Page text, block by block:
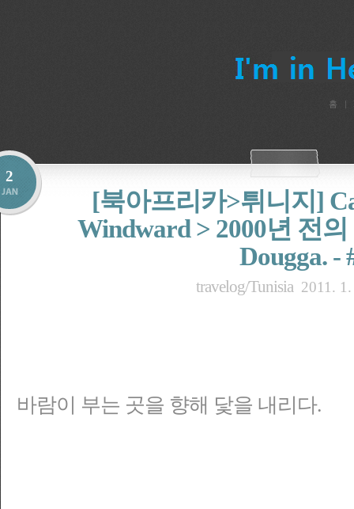
홈
2
[북아프리카>튀니지]
Windward > 2000년 전
Dougga. -
travelog/Tunisia 2011.
바람이 부는 곳을 향해 닻을 내리다.